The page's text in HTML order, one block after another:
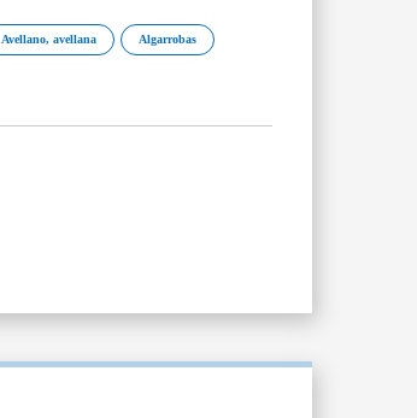
Avellano, avellana Algarrobas